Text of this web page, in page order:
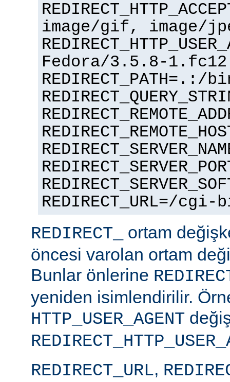
image/gif, image/
Fedora/3.5.8-
REDIRECT_URL=/
REDIRECT_
ortam
öncesi varolan ortam
Bunlar önlerine
yeniden isimlendirilir.
HTTP_USER_AGENT
REDIRECT_URL,